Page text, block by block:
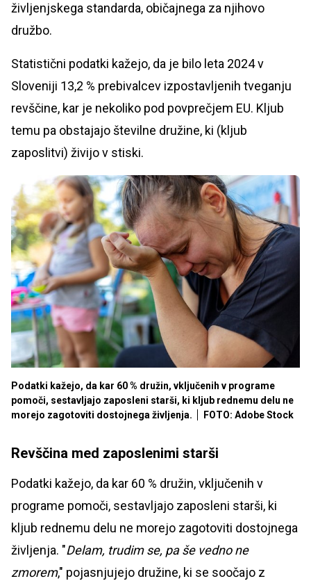
življenjskega standarda, običajnega za njihovo
družbo.
Statistični podatki kažejo, da je bilo leta 2024 v
Sloveniji 13,2 % prebivalcev izpostavljenih tveganju
revščine, kar je nekoliko pod povprečjem EU. Kljub
temu pa obstajajo številne družine, ki (kljub
zaposlitvi) živijo v stiski.
Podatki kažejo, da kar 60 % družin, vključenih v programe
pomoči, sestavljajo zaposleni starši, ki kljub rednemu delu ne
morejo zagotoviti dostojnega življenja.
FOTO: Adobe Stock
Revščina med zaposlenimi starši
Podatki kažejo, da kar 60 % družin, vključenih v
programe pomoči, sestavljajo zaposleni starši, ki
kljub rednemu delu ne morejo zagotoviti dostojnega
življenja. "Delam, trudim se, pa še vedno ne
zmorem," pojasnjujejo družine, ki se soočajo z